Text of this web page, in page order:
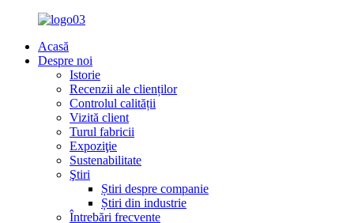
Acasă
Despre noi
Istorie
Recenzii ale clienților
Controlul calității
Vizită client
Turul fabricii
Expoziţie
Sustenabilitate
Ştiri
Știri despre companie
Știri din industrie
Întrebări frecvente